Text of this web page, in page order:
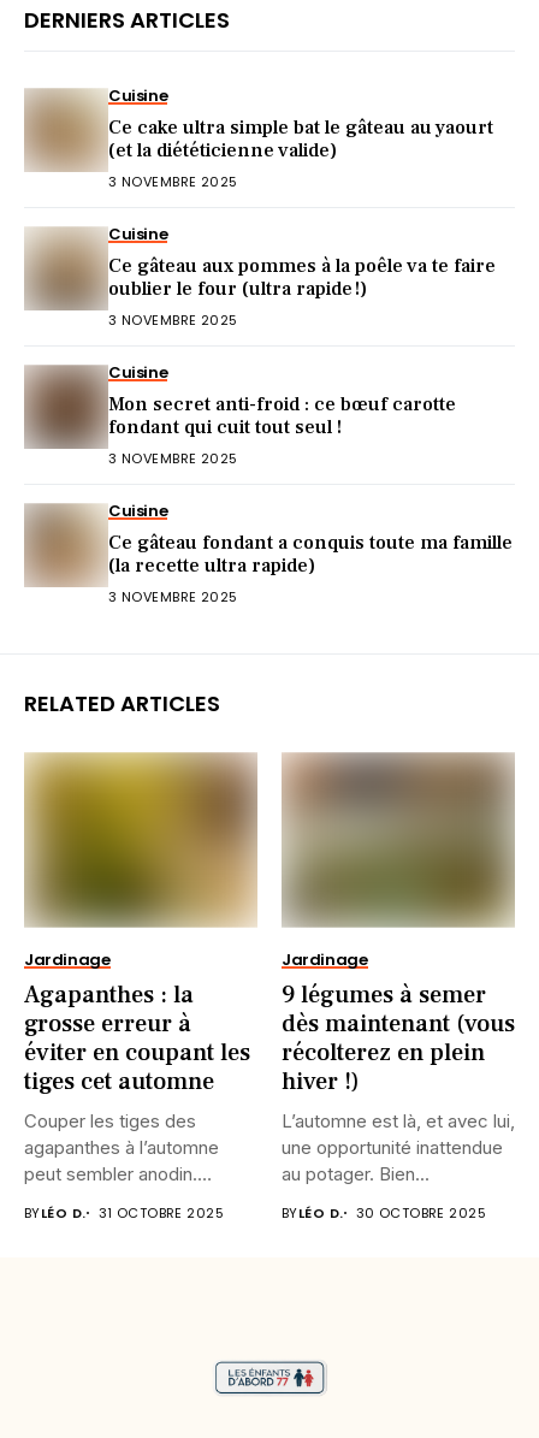
DERNIERS ARTICLES
Cuisine
Ce cake ultra simple bat le gâteau au yaourt
(et la diététicienne valide)
3 NOVEMBRE 2025
Cuisine
Ce gâteau aux pommes à la poêle va te faire
oublier le four (ultra rapide !)
3 NOVEMBRE 2025
Cuisine
Mon secret anti-froid : ce bœuf carotte
fondant qui cuit tout seul !
3 NOVEMBRE 2025
Cuisine
Ce gâteau fondant a conquis toute ma famille
(la recette ultra rapide)
3 NOVEMBRE 2025
RELATED ARTICLES
Jardinage
Agapanthes : la
grosse erreur à
éviter en coupant les
tiges cet automne
Couper les tiges des
agapanthes à l’automne
peut sembler anodin.
BYLÉO D. 31 OCTOBRE 2025
Jardinage
9 légumes à semer
dès maintenant (vous
récolterez en plein
hiver !)
L’automne est là, et avec lui,
une opportunité inattendue
au potager. Bien...
BYLÉO D. 30 OCTOBRE 2025